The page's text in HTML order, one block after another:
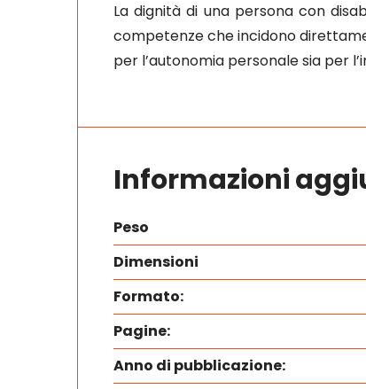
La dignità di una persona con
competenze che incidono
per l’autonomia personale sia per
Informazioni
Peso
Dimensioni
Formato:
Pagine:
Anno di pubblicazione: